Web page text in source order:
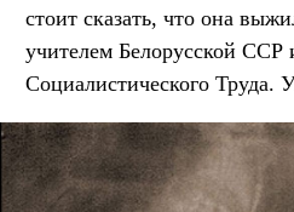
стоит сказать, что она
учителем Белорусской ССР
Социалистического Труда.